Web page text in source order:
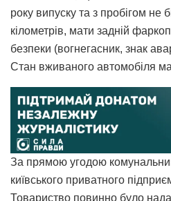
року випуску та з пробігом не
кілометрів, мати задній
безпеки (вогнегасник, знак
Стан вживаного автомобіля
За прямою угодою
київського приватного
Товариство повинно було